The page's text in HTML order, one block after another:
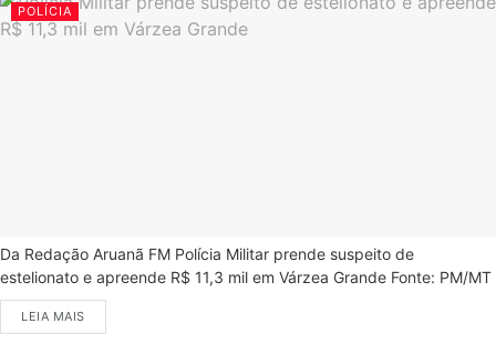
POLÍCIA
Da Redação Aruanã FM Polícia Militar prende suspeito de
estelionato e apreende R$ 11,3 mil em Várzea Grande Fonte: PM/MT
LEIA MAIS